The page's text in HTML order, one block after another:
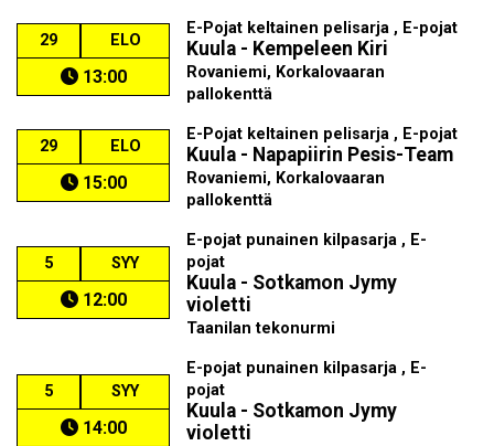
29 ELO
13:00
E-Pojat keltainen pelisarja , E-pojat
Kuula - Kempeleen Kiri
Rovaniemi, Korkalovaaran
pallokenttä
29 ELO
15:00
E-Pojat keltainen pelisarja , E-pojat
Kuula - Napapiirin Pesis-Team
Rovaniemi, Korkalovaaran
pallokenttä
5 SYY
12:00
E-pojat punainen kilpasarja , E-
pojat
Kuula - Sotkamon Jymy
violetti
Taanilan tekonurmi
5 SYY
14:00
E-pojat punainen kilpasarja , E-
pojat
Kuula - Sotkamon Jymy
violetti